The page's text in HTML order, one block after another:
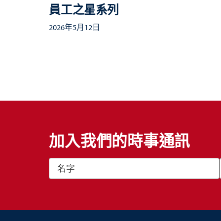
員工之星系列
2026年5月12日
加入我們的時事通訊